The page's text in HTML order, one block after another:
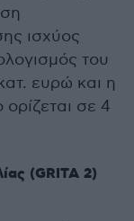
ισχύος
του
ευρώ και η
σε 4
(GRITA 2)